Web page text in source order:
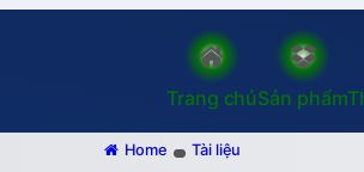
Trang chủSản phẩm
Home Tài liệu